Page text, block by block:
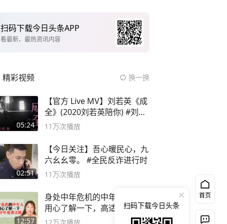
扫码下载今日头条APP
看最新、最热资讯内容
精彩视频 换一换
05:24
【官方 Live MV】刘若英《成
全》(2020刘若英陪你) #刘若
英 #成全
11万次播放
02:51
【今日关注】吾心暖民心，九
六幺幺零。 #全民反诈进行时
11万次播放
12:57
身处中年危机的中年人，都该
用心了解一下，高适的中年逆
袭之路
首页
扫码下载今日头条